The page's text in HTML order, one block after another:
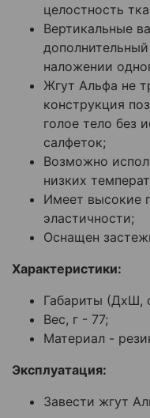
целостность
Вертикальные
наложении
Жгут Альфа не
конструкция
голое тело без
салфеток;
Возможно
низких
Имеет высокие
эластичности;
Оснащен
Характеристики:
Габариты (ДхШ,
Вес, г - 77;
Материал -
Эксплуатация:
Завести жгут